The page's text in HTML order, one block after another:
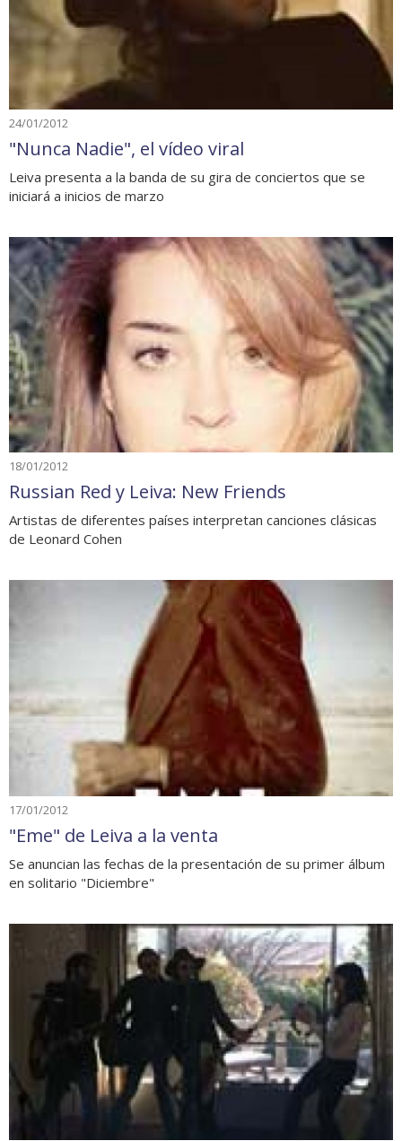
24/01/2012
"Nunca Nadie", el vídeo viral
Leiva presenta a la banda de su gira de conciertos que se
iniciará a inicios de marzo
18/01/2012
Russian Red y Leiva: New Friends
Artistas de diferentes países interpretan canciones clásicas
de Leonard Cohen
17/01/2012
"Eme" de Leiva a la venta
Se anuncian las fechas de la presentación de su primer álbum
en solitario "Diciembre"